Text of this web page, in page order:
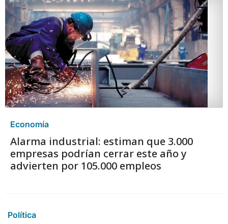
Economía
Alarma industrial: estiman que 3.000
empresas podrían cerrar este año y
advierten por 105.000 empleos
Política